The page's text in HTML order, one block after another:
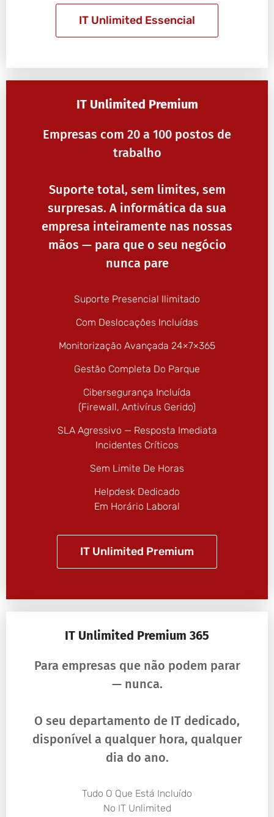
IT Unlimited Essencial
IT Unlimited Premium
Empresas com 20 a 100 postos de
trabalho
Suporte total, sem limites, sem
surpresas. A informática da sua
empresa inteiramente nas nossas
mãos — para que o seu negócio
nunca pare
Suporte Presencial Ilimitado
Com Deslocações Incluídas
Monitorização Avançada 24×7×365
Gestão Completa Do Parque
Cibersegurança Incluída
(firewall, Antivírus Gerido)
SLA Agressivo — Resposta Imediata
Incidentes Críticos
Sem Limite De Horas
Helpdesk Dedicado
Em Horário Laboral
IT Unlimited Premium
IT Unlimited Premium 365
Para empresas que não podem parar
— nunca.
O seu departamento de IT dedicado,
disponível a qualquer hora, qualquer
dia do ano.
Tudo O Que Está Incluído
No IT Unlimited